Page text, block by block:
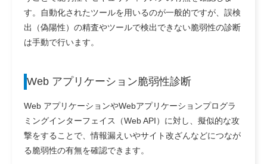
す。自動化されたツールを用いるのが一般的ですが、誤検
出（偽陽性）の精査やツールで検出できない脆弱性の診断
は手動で行います。
Web アプリケーション脆弱性診断
Web アプリケーションやWebアプリケーションプログラ
ミングインターフェイス（Web API）に対し、擬似的な攻
撃をすることで、情報漏えいやサイト改ざんなどにつなが
る脆弱性の有無を確認できます。